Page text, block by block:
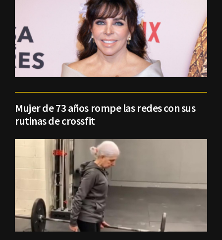
Mujer de 73 años rompe las redes con sus
rutinas de crossfit